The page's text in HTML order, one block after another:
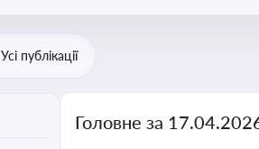
Усі публікації
Головне за